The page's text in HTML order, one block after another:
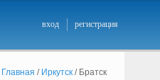
вход регистрация
Главная / Иркутск/ Братск